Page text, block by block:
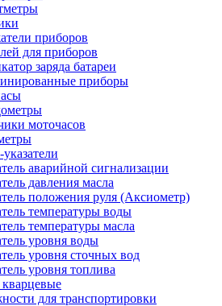
приборов
для приборов
заряда батареи
приборы
моточасов
аварийной сигнализации
давления масла
положения руля (Аксиометр)
температуры воды
температуры масла
уровня воды
уровня сточных вод
уровня топлива
для транспортировки